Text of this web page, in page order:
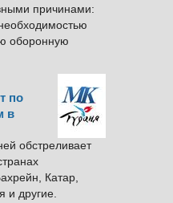
причинами:
оборонную
по
в
обстреливает
Катар,
и другие.